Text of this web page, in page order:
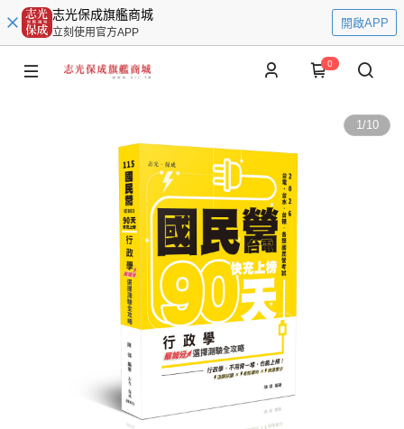
志光保成旗艦商城
立刻使用官方APP
開啟APP
0
1/10